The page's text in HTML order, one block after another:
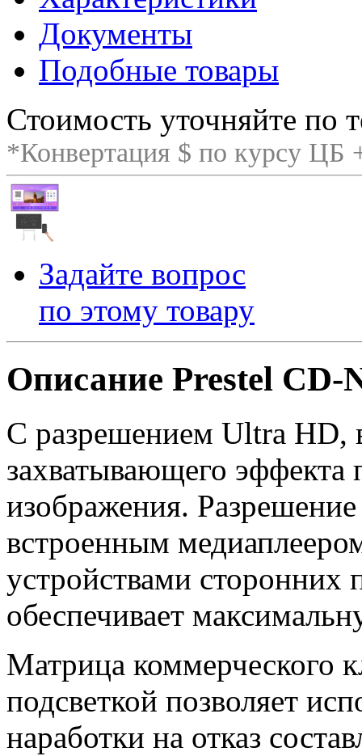
Документы
Подобные товары
Стоимость уточняйте по
*Конвертация $ по курсу ЦБ
Задайте вопрос
по этому товару
Описание Prestel CD-
С разрешением Ultra HD,
захватывающего эффекта
изображения.
встроенным
устройствами сторонних
обеспечивает
Матрица коммерческого
подсветкой позволяет
наработки на отказ